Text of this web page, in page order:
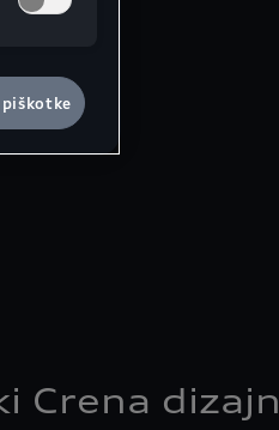
Crena dizajn